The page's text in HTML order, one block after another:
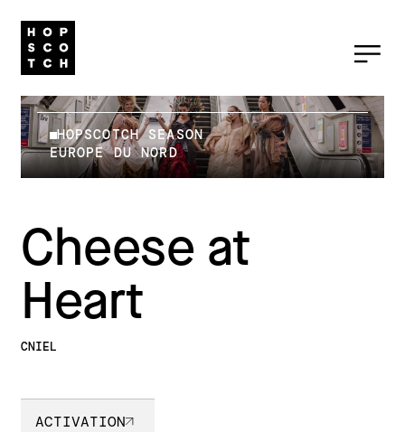
HOPSCOTCH SEASON
EUROPE DU NORD
Cheese at
Heart
CNIEL
ACTIVATION